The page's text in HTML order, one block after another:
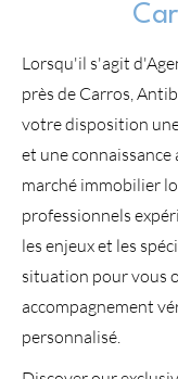
Lorsqu'il s'agit
près de Carros,
votre disposition
et une
marché immobilier
professionnels
les enjeux et les
situation pour vous
accompagnement
personnalisé.